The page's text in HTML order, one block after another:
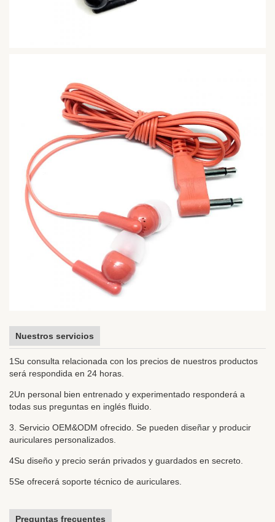
Disponible
Nuestros servicios
1Su consulta relacionada con los precios de nuestros productos
será respondida en 24 horas.
2Un personal bien entrenado y experimentado responderá a
todas sus preguntas en inglés fluido.
3. Servicio OEM&ODM ofrecido. Se pueden diseñar y producir
auriculares personalizados.
4Su diseño y precio serán privados y guardados en secreto.
5Se ofrecerá soporte técnico de auriculares.
Preguntas frecuentes